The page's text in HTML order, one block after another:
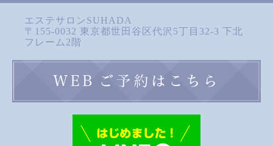
エステサロンSUHADA
〒155-0032 東京都世田谷区代沢5丁目32-3 下北
フレーム2階